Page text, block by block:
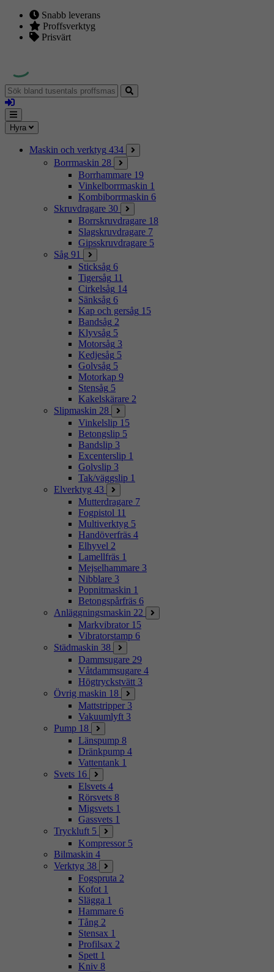
Snabb leverans
Proffsverktyg
Prisvärt
Sök
bland
tusentals
proffsmaskiner
Logga
in
Mina
sidor
Meny
Hyra
Maskin och verktyg 434
Borrmaskin 28
Borrhammare 19
Vinkelborrmaskin 1
Kombiborrmaskin 6
Skruvdragare 30
Borrskruvdragare 18
Slagskruvdragare 7
Gipsskruvdragare 5
Såg 91
Sticksåg 6
Tigersåg 11
Cirkelsåg 14
Sänksåg 6
Kap och gersåg 15
Bandsåg 2
Klyvsåg 5
Motorsåg 3
Kedjesåg 5
Golvsåg 5
Motorkap 9
Stensåg 5
Kakelskärare 2
Slipmaskin 28
Vinkelslip 15
Betongslip 5
Bandslip 3
Excenterslip 1
Golvslip 3
Tak/väggslip 1
Elverktyg 43
Mutterdragare 7
Fogpistol 11
Multiverktyg 5
Handöverfräs 4
Elhyvel 2
Lamellfräs 1
Mejselhammare 3
Nibblare 3
Popnitmaskin 1
Betongspårfräs 6
Anläggningsmaskin 22
Markvibrator 15
Vibratorstamp 6
Städmaskin 38
Dammsugare 29
Våtdammsugare 4
Högtryckstvätt 3
Övrig maskin 18
Mattstripper 3
Vakuumlyft 3
Pump 18
Länspump 8
Dränkpump 4
Vattentank 1
Svets 16
Elsvets 4
Rörsvets 8
Migsvets 1
Gassvets 1
Tryckluft 5
Kompressor 5
Bilmaskin 4
Verktyg 38
Fogspruta 2
Kofot 1
Slägga 1
Hammare 6
Tång 2
Stensax 1
Profilsax 2
Spett 1
Kniv 8